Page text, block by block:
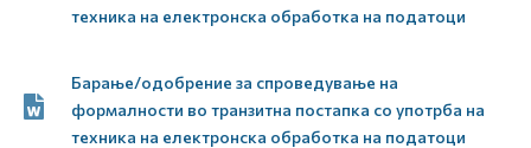
техника на електронска обработка на податоци
Барање/одобрение за спроведување на
формалности во транзитна постапка со употрба на
техника на електронска обработка на податоци